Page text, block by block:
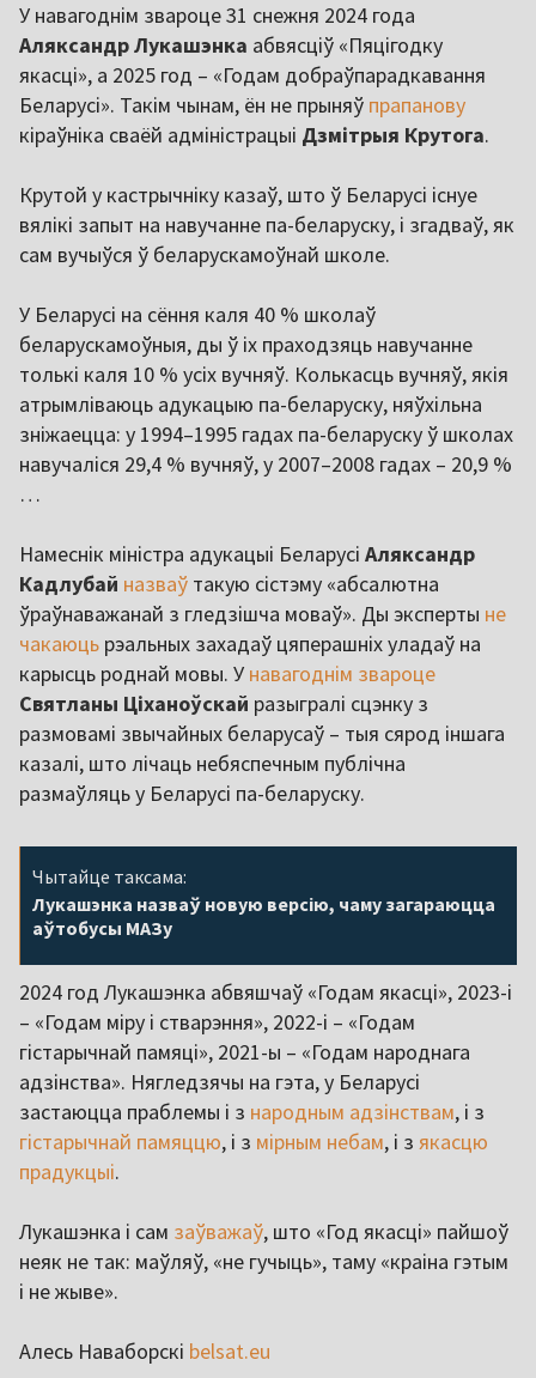
У навагоднім звароце 31 снежня 2024 года
Аляксандр Лукашэнка абвясціў «Пяцігодку
якасці», а 2025 год – «Годам добраўпарадкавання
Беларусі». Такім чынам, ён не прыняў прапанову
кіраўніка сваёй адміністрацыі Дзмітрыя Крутога.
Крутой у кастрычніку казаў, што ў Беларусі існуе
вялікі запыт на навучанне па-беларуску, і згадваў, як
сам вучыўся ў беларускамоўнай школе.
У Беларусі на сёння каля 40 % школаў
беларускамоўныя, ды ў іх праходзяць навучанне
толькі каля 10 % усіх вучняў. Колькасць вучняў, якія
атрымліваюць адукацыю па-беларуску, няўхільна
зніжаецца: у 1994–1995 гадах па-беларуску ў школах
навучаліся 29,4 % вучняў, у 2007–2008 гадах – 20,9 %
…
Намеснік міністра адукацыі Беларусі Аляксандр
Кадлубай назваў такую сістэму «абсалютна
ўраўнаважанай з гледзішча моваў». Ды эксперты не
чакаюць рэальных захадаў цяперашніх уладаў на
карысць роднай мовы. У навагоднім звароце
Святланы Ціханоўскай разыгралі сцэнку з
размовамі звычайных беларусаў – тыя сярод іншага
казалі, што лічаць небяспечным публічна
размаўляць у Беларусі па-беларуску.
Чытайце таксама:
Лукашэнка назваў новую версію, чаму загараюцца
аўтобусы МАЗу
2024 год Лукашэнка абвяшчаў «Годам якасці», 2023-і
– «Годам міру і стварэння», 2022-і – «Годам
гістарычнай памяці», 2021-ы – «Годам народнага
адзінства». Нягледзячы на гэта, у Беларусі
застаюцца праблемы і з народным адзінствам, і з
гістарычнай памяццю, і з мірным небам, і з якасцю
прадукцыі.
Лукашэнка і сам заўважаў, што «Год якасці» пайшоў
неяк не так: маўляў, «не гучыць», таму «краіна гэтым
і не жыве».
Алесь Наваборскі belsat.eu